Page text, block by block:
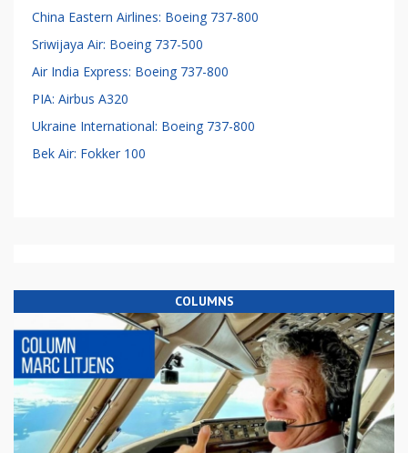
China Eastern Airlines: Boeing 737-800
Sriwijaya Air: Boeing 737-500
Air India Express: Boeing 737-800
PIA: Airbus A320
Ukraine International: Boeing 737-800
Bek Air: Fokker 100
COLUMNS